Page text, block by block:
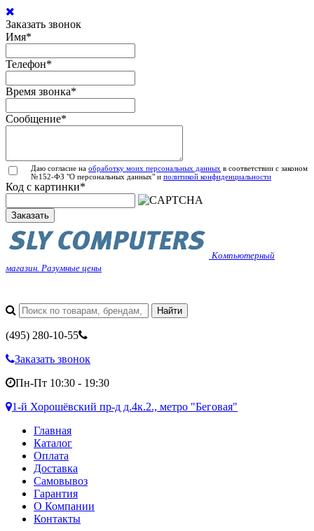
Заказать звонок
Имя*
Телефон*
Время звонка*
Сообщение*
Даю согласие на обработку моих персональных данных в соответствии с законом
№152-ФЗ "О персональных данных" и политикой конфиденциальности
Код с картинки*
Заказать
Компьютерный
магазин. Разумные цены
(495) 280-10-55
Заказать звонок
Пн-Пт 10:30 - 19:30
1-й Хорошёвский пр-д д.4к.2., метро "Беговая"
Главная
Каталог
Оплата
Доставка
Самовывоз
Гарантия
О Компании
Контакты